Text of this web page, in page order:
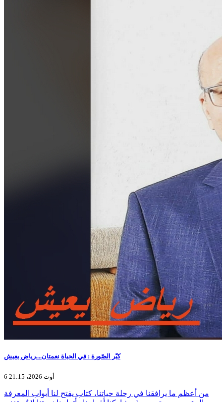
كبّر الصّورة : في الحياة نعمتان....رياض يعيش
6 أوت 2026، 21:15
من أعظم ما يرافقنا في رحلة حياتنا، كتاب يفتح لنا أبواب المعرفة